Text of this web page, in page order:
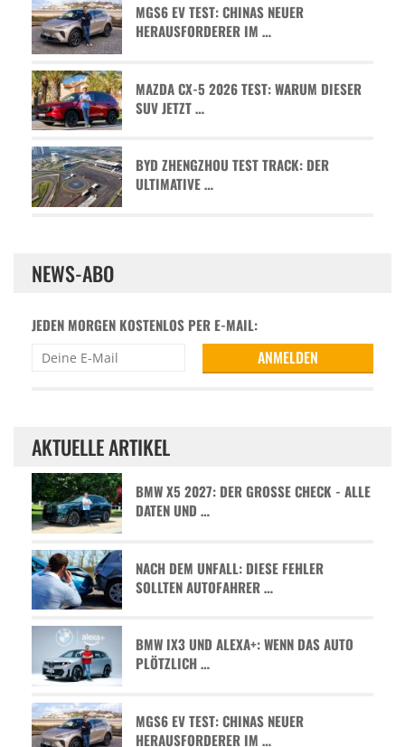
MGS6 EV TEST: CHINAS NEUER
HERAUSFORDERER IM …
MAZDA CX-5 2026 TEST: WARUM DIESER
SUV JETZT …
BYD ZHENGZHOU TEST TRACK: DER
ULTIMATIVE …
NEWS-ABO
JEDEN MORGEN KOSTENLOS PER E-MAIL:
AKTUELLE ARTIKEL
BMW X5 2027: DER GROSSE CHECK - ALLE D
ATEN UND …
NACH DEM UNFALL: DIESE FEHLER
SOLLTEN AUTOFAHRER …
BMW IX3 UND ALEXA+: WENN DAS AUTO
PLÖTZLICH …
MGS6 EV TEST: CHINAS NEUER
HERAUSFORDERER IM …